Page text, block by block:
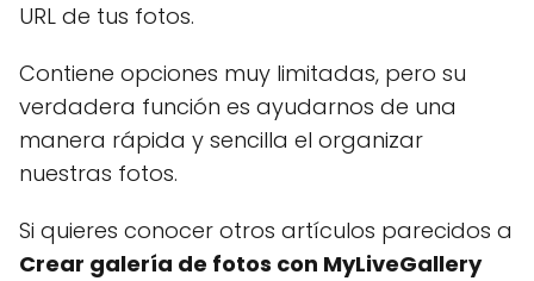
URL de tus fotos.
Contiene opciones muy limitadas, pero su
verdadera función es ayudarnos de una
manera rápida y sencilla el organizar
nuestras fotos.
Si quieres conocer otros artículos parecidos a
Crear galería de fotos con MyLiveGallery